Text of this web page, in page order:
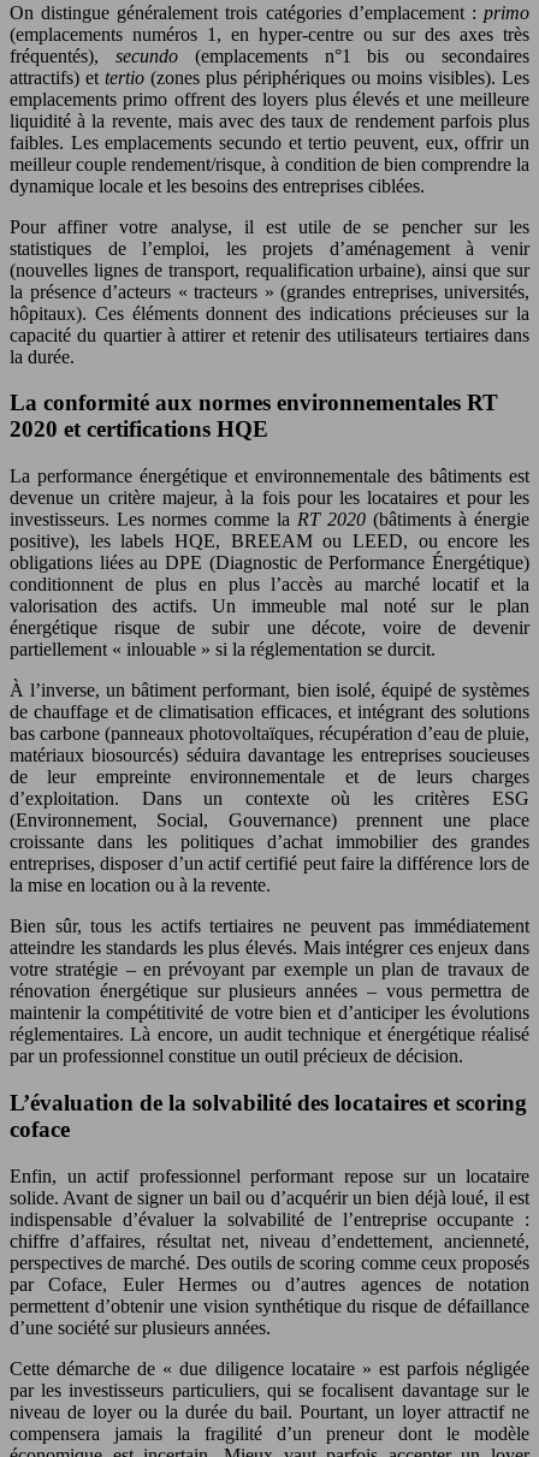
On distingue généralement trois catégories d’emplacement : primo
(emplacements numéros 1, en hyper-centre ou sur des axes très
fréquentés), secundo(emplacements n°1 bis ou secondaires
attractifs) et tertio (zones plus périphériques ou moins visibles). Les
emplacements primo offrent des loyers plus élevés et une meilleure
liquidité à la revente, mais avec des taux de rendement parfois plus
faibles. Les emplacements secundo et tertio peuvent, eux, offrir un
meilleur couple rendement/risque, à condition de bien comprendre la
dynamique locale et les besoins des entreprises ciblées.
Pour affiner votre analyse, il est utile de se pencher sur les
statistiques de l’emploi, les projets d’aménagement à venir
(nouvelles lignes de transport, requalification urbaine), ainsi que sur
la présence d’acteurs « tracteurs » (grandes entreprises, universités,
hôpitaux). Ces éléments donnent des indications précieuses sur la
capacité du quartier à attirer et retenir des utilisateurs tertiaires dans
la durée.
La conformité aux normes environnementales RT
2020 et certifications HQE
La performance énergétique et environnementale des bâtiments est
devenue un critère majeur, à la fois pour les locataires et pour les
investisseurs. Les normes comme la RT 2020 (bâtiments à énergie
positive), les labels HQE, BREEAM ou LEED, ou encore les
obligations liées au DPE (Diagnostic de Performance Énergétique)
conditionnent de plus en plus l’accès au marché locatif et la
valorisation des actifs. Un immeuble mal noté sur le plan
énergétique risque de subir une décote, voire de devenir
partiellement « inlouable » si la réglementation se durcit.
À l’inverse, un bâtiment performant, bien isolé, équipé de systèmes
de chauffage et de climatisation efficaces, et intégrant des solutions
bas carbone (panneaux photovoltaïques, récupération d’eau de pluie,
matériaux biosourcés) séduira davantage les entreprises soucieuses
de leur empreinte environnementale et de leurs charges
d’exploitation. Dans un contexte où les critères ESG
(Environnement, Social, Gouvernance) prennent une place
croissante dans les politiques d’achat immobilier des grandes
entreprises, disposer d’un actif certifié peut faire la différence lors de
la mise en location ou à la revente.
Bien sûr, tous les actifs tertiaires ne peuvent pas immédiatement
atteindre les standards les plus élevés. Mais intégrer ces enjeux dans
votre stratégie – en prévoyant par exemple un plan de travaux de
rénovation énergétique sur plusieurs années – vous permettra de
maintenir la compétitivité de votre bien et d’anticiper les évolutions
réglementaires. Là encore, un audit technique et énergétique réalisé
par un professionnel constitue un outil précieux de décision.
L’évaluation de la solvabilité des locataires et scoring
coface
Enfin, un actif professionnel performant repose sur un locataire
solide. Avant de signer un bail ou d’acquérir un bien déjà loué, il est
indispensable d’évaluer la solvabilité de l’entreprise occupante :
chiffre d’affaires, résultat net, niveau d’endettement, ancienneté,
perspectives de marché. Des outils de scoring comme ceux proposés
par Coface, Euler Hermes ou d’autres agences de notation
permettent d’obtenir une vision synthétique du risque de défaillance
d’une société sur plusieurs années.
Cette démarche de « due diligence locataire » est parfois négligée
par les investisseurs particuliers, qui se focalisent davantage sur le
niveau de loyer ou la durée du bail. Pourtant, un loyer attractif ne
compensera jamais la fragilité d’un preneur dont le modèle